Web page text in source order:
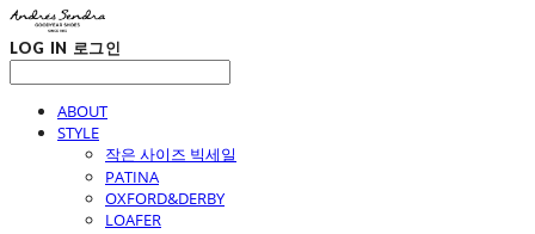
LOG IN 로그인
ABOUT
STYLE
작은 사이즈 빅세일
PATINA
OXFORD&DERBY
LOAFER